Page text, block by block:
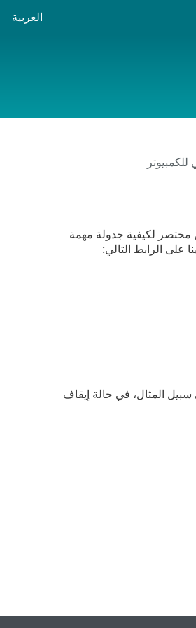
العربية
مختصر لكيفية جدولة مهمة
على الرابط التالي:
المثال، في حالة إيقاف